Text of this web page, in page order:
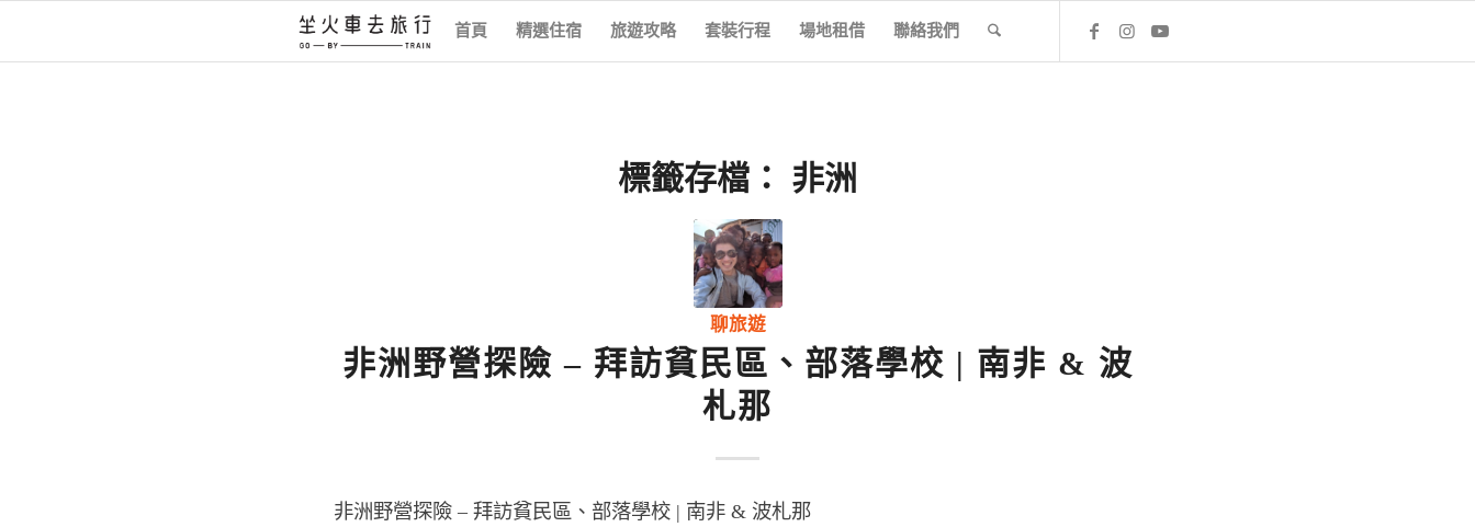
首頁 精選住宿 旅遊攻略 套裝行程 場地租借 聯絡我們
標籤存檔： 非洲
聊旅遊
非洲野營探險 – 拜訪貧民區、部落學校 | 南非 & 波
札那
非洲野營探險 – 拜訪貧民區、部落學校 | 南非 & 波札那